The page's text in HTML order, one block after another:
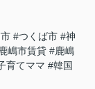
#つくば市 #神
嶋市賃貸 #鹿嶋
育てママ #韓国